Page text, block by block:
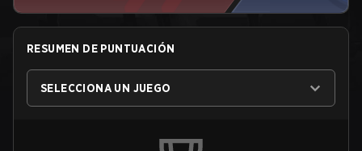
RESUMEN DE PUNTUACIÓN
SELECCIONA UN JUEGO